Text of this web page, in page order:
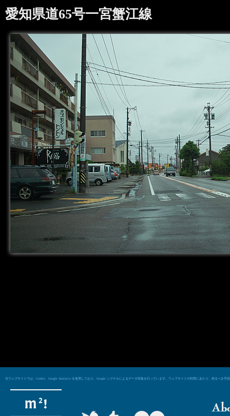
愛知県道65号一宮蟹江線
当ウェブサイトでは、Cookie、Google Analytics を使用しており、Google シグナルによるデータ収集を行っています。ウェブサイトの利用にあたり、然るべき